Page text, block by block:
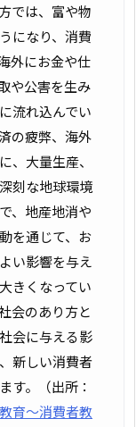
では、富や物
になり、消費
外にお金や仕
や公害を生み
流れ込んでい
の疲弊、海外
、大量生産、
刻な地球環境
、地産地消や
を通じて、お
い影響を与え
きくなってい
会のあり方と
会に与える影
新しい消費者
す。（出所：
育～消費者教